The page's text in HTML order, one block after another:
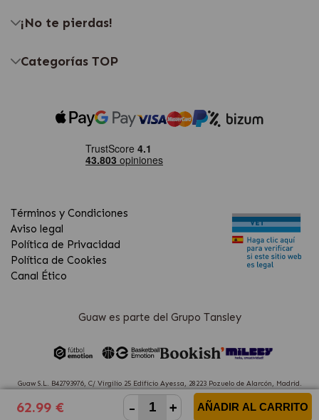
62.99 € - + AÑADIR AL CARRITO
¡No te pierdas!
Categorías TOP
Términos y Condiciones
Aviso legal
Política de Privacidad
Política de Cookies
Canal Ético
Guaw es parte del Grupo Tansley
Guaw S.L. B42793976, C/ Virgilio 25 Edificio Ayessa, 28223 Pozuelo de Alarcón, Madrid.
(Spain)